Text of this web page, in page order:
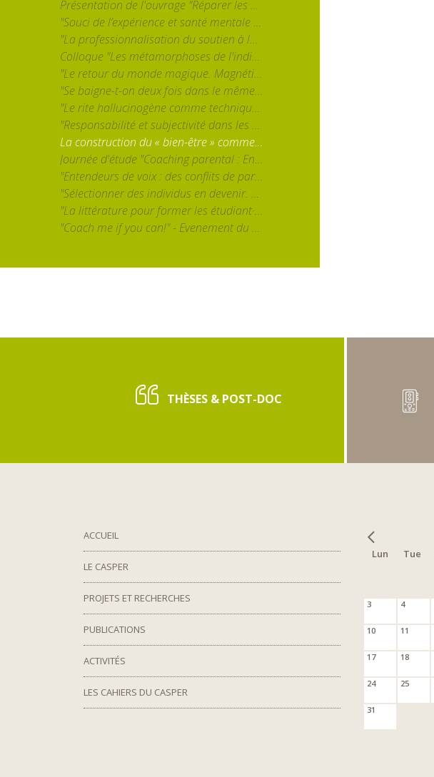
Présentation de l'ouvrage "Réparer les cerveaux" (La Découverte, 2021) par Muriel Darmon
"Souci de l’expérience et santé mentale : épreuves et reconfigurations de l’accompagnement de personnes en situation de grande vulnérabilité" par Bertrand Ravon
"La professionnalisation du soutien à la parentalité, ou l’ambiguïté du coaching parental." par Gerard Neyrand
Colloque "Les métamorphoses de l'individualisme" 25-26 mai 2023
"Le retour du monde magique. Magnétisme et paradoxes de la modernité" par Fanny Charrasse
"Se baigne-t-on deux fois dans le même concept ? Histoire, usages et circulation de la plasticité cérébrale." par B. Moutaud (CNRS, Lesc) et S. Lemerle (Université Paris Nanterre).
"Le rite hallucinogène comme technique du Soi. Une approche anthropologique de l’efficacité thérapeutique des psychédéliques" par David Dupuis (INSERM/IRIS-EHESS)
"Responsabilité et subjectivité dans les sociétés post-industrielles." par Sacha Lévy-Bruhl (CESPRA, EHESS)
La construction du « bien-être » comme catégorie d’action publique en éducation : essai de problématisation sociologique à partir du cas de la Communauté française de Belgique" par Marie Verhoeven (UCLouvain)
Journée d'étude "Coaching parental : Enjeux et discussions autour d'un monde en expansion"
"Entendeurs de voix : des conflits de paradigmes aux devenirs métamorphosiques" par Magali Molinié (Université Paris 8 (FR) & Cornell University (USA))
"Sélectionner des individus en devenir. Les pratiques enseignantes et leurs contradictions dans un système éducatif massifié" par Séverine Chauvel
"La littérature pour former les étudiant·es en Sciences Humaines et Sociales" par Brigitte Louichon
"Coach me if you can!" - Evenement du fin du projet ERC CoachingRituals
THÈSES & POST-DOC
Lun Tue
3 4
10 11
17 18
24 25
31
ACCUEIL
LE CASPER
PROJETS ET RECHERCHES
PUBLICATIONS
ACTIVITÉS
LES CAHIERS DU CASPER